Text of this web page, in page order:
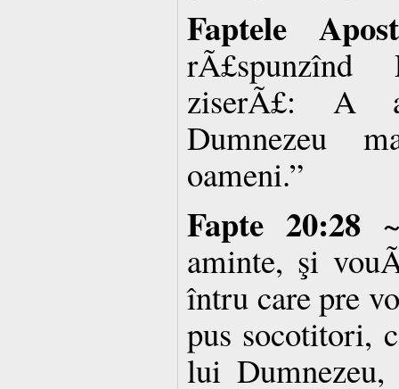
Faptele
ziserÃ£: A
Dumnezeu
oameni.”
Fapte 20:28~
aminte, şi
întru care pre
pus socotitori,
lui